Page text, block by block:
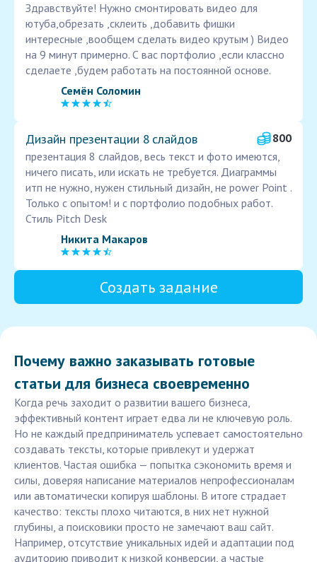
Здравствуйте! Нужно смонтировать видео для
ютуба,обрезать ,склеить ,добавить фишки
интересные ,вообщем сделать видео крутым ) Видео
на 9 минут примерно. С вас портфолио ,если классно
сделаете ,будем работать на постоянной основе.
Семён Соломин
Дизайн презентации 8 слайдов
800
презентация 8 слайдов, весь текст и фото имеются,
ничего писать, или искать не требуется. Диаграммы
итп не нужно, нужен стильный дизайн, не power Point .
Только с опытом! и с портфолио подобных работ.
Стиль Pitch Desk
Никита Макаров
Создать задание
Почему важно заказывать готовые
статьи для бизнеса своевременно
Когда речь заходит о развитии вашего бизнеса,
эффективный контент играет едва ли не ключевую роль.
Но не каждый предприниматель успевает самостоятельно
создавать тексты, которые привлекут и удержат
клиентов. Частая ошибка — попытка сэкономить время и
силы, доверяя написание материалов непрофессионалам
или автоматически копируя шаблоны. В итоге страдает
качество: тексты плохо читаются, в них нет нужной
глубины, а поисковики просто не замечают ваш сайт.
Например, отсутствие уникальных идей и адаптации под
аудиторию приводит к низкой конверсии, а частые